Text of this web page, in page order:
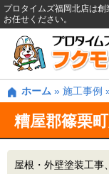
プロタイムズ福岡北店は
お任せください。
ホーム » 施工事例
糟屋郡篠栗
屋根・外壁塗装工事